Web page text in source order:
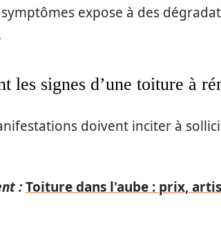
expose à des
les signes d’une toiture à
doivent inciter à
:Toiture dans l'aube : prix,